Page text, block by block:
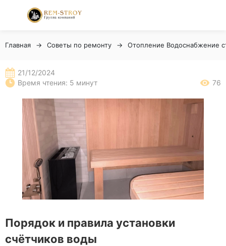
Главная Советы по ремонту Отопление Водоснабжение
21/12/2024
Время чтения: 5 минут
76
Порядок и правила установки
счётчиков воды